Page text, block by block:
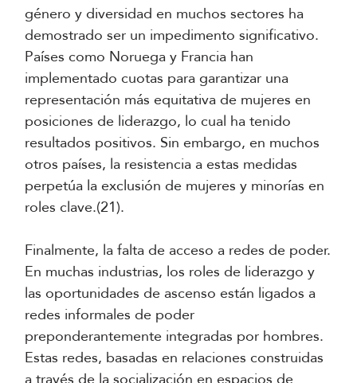
género y diversidad en muchos sectores ha
demostrado ser un impedimento significativo.
Países como Noruega y Francia han
implementado cuotas para garantizar una
representación más equitativa de mujeres en
posiciones de liderazgo, lo cual ha tenido
resultados positivos. Sin embargo, en muchos
otros países, la resistencia a estas medidas
perpetúa la exclusión de mujeres y minorías en
roles clave.(21).
Finalmente, la falta de acceso a redes de poder.
En muchas industrias, los roles de liderazgo y
las oportunidades de ascenso están ligados a
redes informales de poder
preponderantemente integradas por hombres.
Estas redes, basadas en relaciones construidas